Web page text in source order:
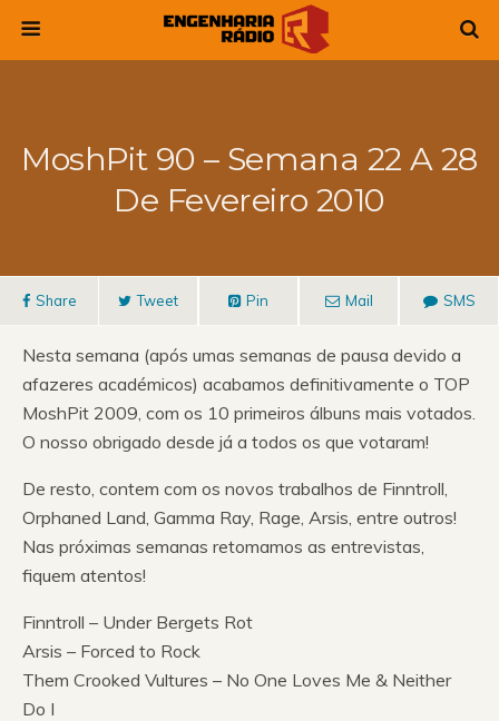
MoshPit 90 – Semana 22 A 28
De Fevereiro 2010
Share Tweet Pin Mail SMS
Nesta semana (após umas semanas de pausa devido a
afazeres académicos) acabamos definitivamente o TOP
MoshPit 2009, com os 10 primeiros álbuns mais votados.
O nosso obrigado desde já a todos os que votaram!
De resto, contem com os novos trabalhos de Finntroll,
Orphaned Land, Gamma Ray, Rage, Arsis, entre outros!
Nas próximas semanas retomamos as entrevistas,
fiquem atentos!
Finntroll – Under Bergets Rot
Arsis – Forced to Rock
Them Crooked Vultures – No One Loves Me & Neither
Do I